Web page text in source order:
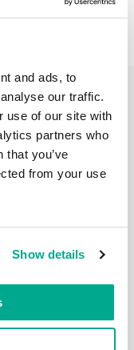
and ads, to
our traffic.
use of our site with
partners who
that you’ve
from your use
Show details
PREMI
di persona